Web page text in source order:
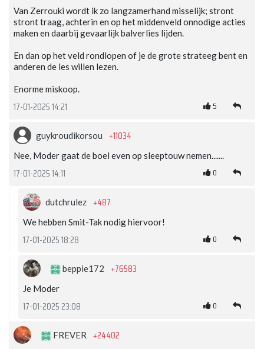
Van Zerrouki wordt ik zo langzamerhand misselijk; stront
stront traag, achterin en op het middenveld onnodige acties
maken en daarbij gevaarlijk balverlies lijden.
En dan op het veld rondlopen of je de grote strateeg bent en
anderen de les willen lezen.
Enorme miskoop.
17-01-2025 14:21 5
guykroudikorsou +11034
Nee, Moder gaat de boel even op sleeptouw nemen.......
17-01-2025 14:11 0
dutchrulez +487
We hebben Smit-Tak nodig hiervoor!
17-01-2025 18:28 0
beppie172 +76583
Je Moder
17-01-2025 23:08 0
FREVER +24402